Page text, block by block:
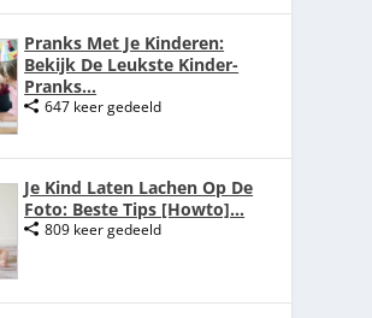
Pranks Met Je Kinderen:
Bekijk De Leukste Kinder-
Pranks...
647 keer gedeeld
Je Kind Laten Lachen Op De
Foto: Beste Tips [Howto]...
809 keer gedeeld